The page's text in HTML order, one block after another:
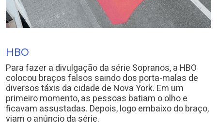
HBO
Para fazer a divulgação da série Sopranos, a HBO
colocou braços falsos saindo dos porta-malas de
diversos táxis da cidade de Nova York. Em um
primeiro momento, as pessoas batiam o olho e
ficavam assustadas. Depois, logo embaixo do braço,
viam o anúncio da série.